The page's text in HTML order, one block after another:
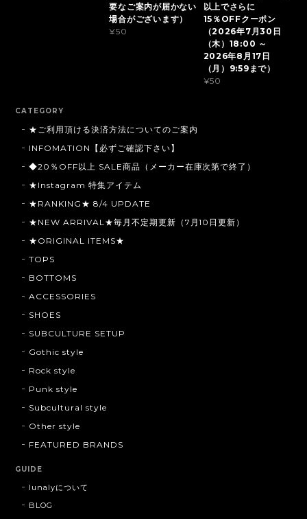
要なご案内が届かない
場合がございます）
¥50
以上でさらに
15％OFFクーポン
（2026年7月30日
（木）18:00 ～
2026年8月17日
（月）9:59まで）
¥50
CATEGORY
★ご利用頂ける決済方法についてのご案内
INFOMATION【必ずご確認下さい】
◆20％OFF以上 SALE商品（メーカー在庫次第で終了）
★Instagram 特集アイテム
★RANKING★ 8/4 UPDATE
★NEW ARRIVAL★毎月不定期更新（7月10日更新）
★ORIGINAL ITEMS★
TOPS
BOTTOMS
ACCESSORIES
SHOES
SUBCULTURE SETUP
Gothic style
Rock style
Punk style
Subcultural style
Other style
FEATURED BRANDS
GUIDE
lunalyについて
BLOG